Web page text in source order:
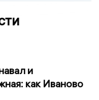
и
как Иваново